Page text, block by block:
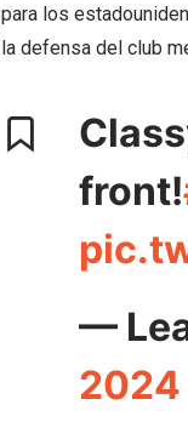
para los
la defensa del club
front!
—
2024